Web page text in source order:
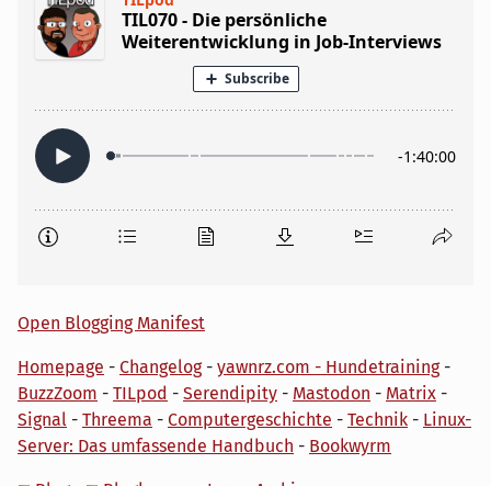
Open Blogging Manifest
Homepage - Changelog- yawnrz.com - Hundetraining-
BuzzZoom - TILpod - Serendipity - Mastodon - Matrix -
Signal - Threema - Computergeschichte - Technik - Linux-
Server: Das umfassende Handbuch - Bookwyrm